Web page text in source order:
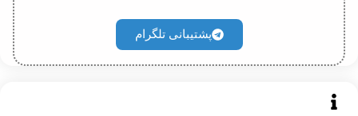
پشتیبانی تلگرام